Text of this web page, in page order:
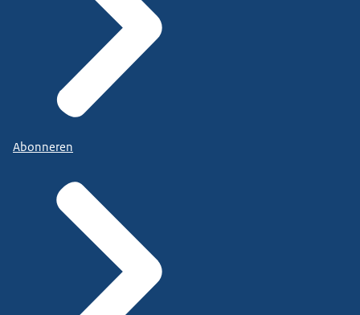
Abonneren